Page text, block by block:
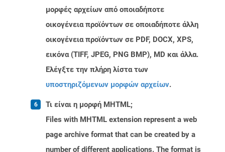
μορφές αρχείων από οποιαδήποτε
οικογένεια προϊόντων σε οποιαδήποτε άλλη
οικογένεια προϊόντων σε PDF, DOCX, XPS,
εικόνα (TIFF, JPEG, PNG BMP), MD και άλλα.
Ελέγξτε την πλήρη λίστα των
υποστηριζόμενων μορφών αρχείων.
Τι είναι η μορφή MHTML;
Files with MHTML extension represent a web
page archive format that can be created by a
number of different applications. The format is